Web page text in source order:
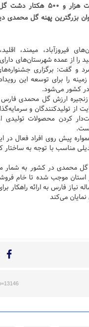
این استان دارای هشت
بزرگترین پهنه گل محمدی
فیروزآباد، میمند،
را از عمده شهرستان‌های
و گفت: برگزاری
را برای توسعه این
کشور می‌شود.
ارزش گل محمدی فارس
از تولیدکنندگان و
کردن محصولات تولیدی
پیش روی افراد فعال در
مناسب با توجه به ساختار
محمدی در کشور به شمار
استان موجب شده تا خام
نیاز فارس به ارائه راهکار
می‌کند